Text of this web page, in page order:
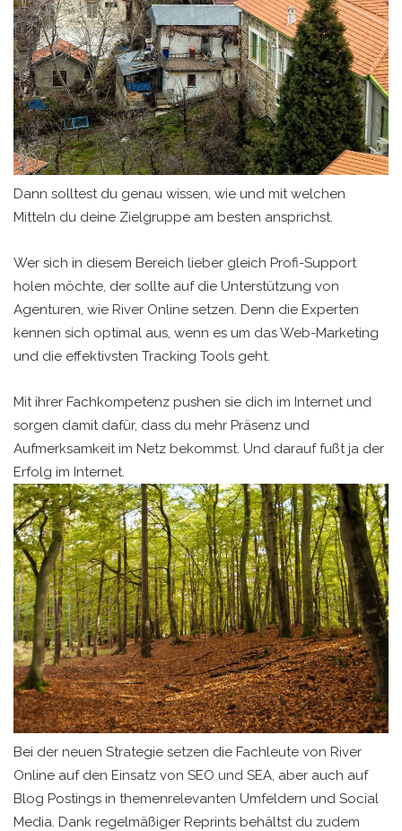
Dann solltest du genau wissen, wie und mit welchen
Mitteln du deine Zielgruppe am besten ansprichst.
Wer sich in diesem Bereich lieber gleich Profi-Support
holen möchte, der sollte auf die Unterstützung von
Agenturen, wie River Online setzen. Denn die Experten
kennen sich optimal aus, wenn es um das Web-Marketing
und die effektivsten Tracking Tools geht.
Mit ihrer Fachkompetenz pushen sie dich im Internet und
sorgen damit dafür, dass du mehr Präsenz und
Aufmerksamkeit im Netz bekommst. Und darauf fußt ja der
Erfolg im Internet.
Bei der neuen Strategie setzen die Fachleute von River
Online auf den Einsatz von SEO und SEA, aber auch auf
Blog Postings in themenrelevanten Umfeldern und Social
Media. Dank regelmäßiger Reprints behältst du zudem